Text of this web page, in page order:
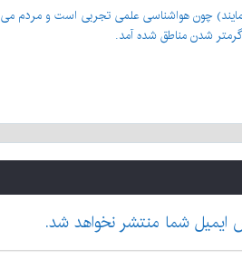
چون هواشناسی علمی تجربی است و مردم
شدن مناطق شده آمد.
ایمیل شما منتشر نخواهد شد.